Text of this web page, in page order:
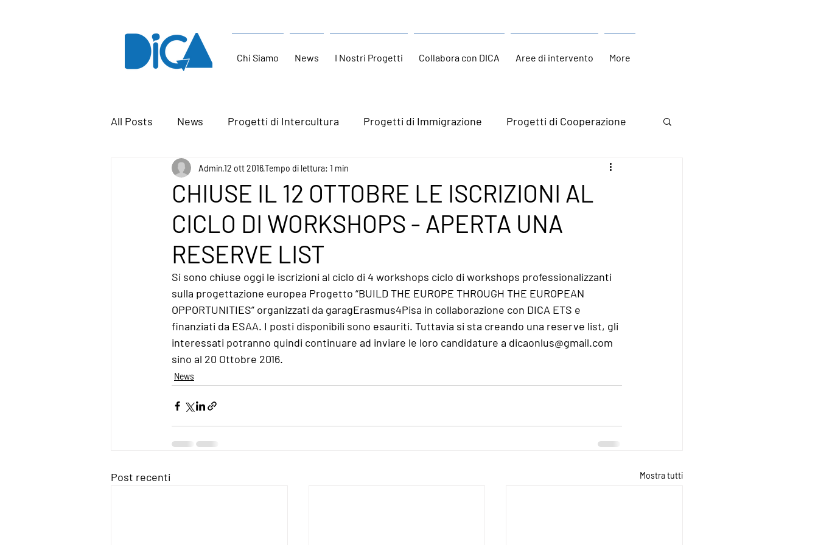
Chi Siamo News I Nostri Progetti Collabora con DICA Aree di intervento More
All Posts News Progetti di Intercultura Progetti di Immigrazione Progetti di Cooperazione
CHIUSE IL 12 OTTOBRE LE ISCRIZIONI AL
CICLO DI WORKSHOPS - APERTA UNA
RESERVE LIST
Admin12 ott 2016Tempo di lettura: 1 min
Si sono chiuse oggi le iscrizioni al ciclo di 4 workshops ciclo di workshops professionalizzanti
sulla progettazione europea Progetto “BUILD THE EUROPE THROUGH THE EUROPEAN
OPPORTUNITIES” organizzati da garagErasmus4Pisa in collaborazione con DICA ETS e
finanziati da ESAA. I posti disponibili sono esauriti. Tuttavia si sta creando una reserve list, gli
interessati potranno quindi continuare ad inviare le loro candidature a dicaonlus@gmail.com
sino al 20 Ottobre 2016.
News
Post recenti Mostra tutti